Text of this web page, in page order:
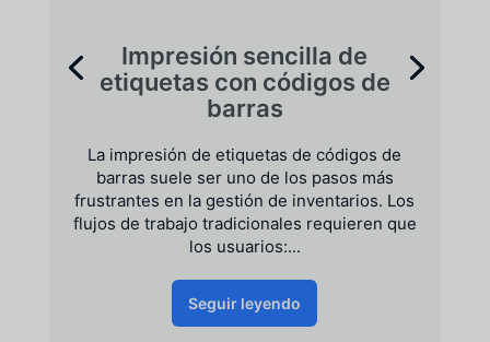
Impresión sencilla de
etiquetas con códigos de
barras
La impresión de etiquetas de códigos de
barras suele ser uno de los pasos más
frustrantes en la gestión de inventarios. Los
flujos de trabajo tradicionales requieren que
los usuarios:...
Seguir leyendo